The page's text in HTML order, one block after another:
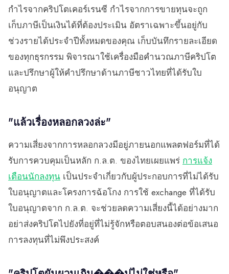
กำไรจากคริปโตเคอร์เรนซี กำไรจากการขายทุนจะถูก
เก็บภาษีเป็นเงินได้ที่ต้องประเมิน อัตราเฉพาะขึ้นอยู่กับ
ช่วงรายได้ประจำปีทั้งหมดของคุณ เก็บบันทึกรายละเอียด
ของทุกธุรกรรม พิจารณาใช้เครื่องมือคำนวณภาษีคริปโต
และปรึกษาผู้ให้คำปรึกษาด้านภาษีชาวไทยที่ได้รับใบ
อนุญาต
"แล้วเรื่องหลอกลวงล่ะ"
ความเสี่ยงจากการหลอกลวงมีอยู่ภายนอกแพลตฟอร์มที่ได้
รับการควบคุมเป็นหลัก ก.ล.ต. ของไทยเผยแพร่ การแจ้ง
เตือนนักลงทุน เป็นประจำเกี่ยวกับผู้ประกอบการที่ไม่ได้รับ
ใบอนุญาตและโครงการฉ้อโกง การใช้ exchange ที่ได้รับ
ใบอนุญาตจาก ก.ล.ต. จะช่วยลดความเสี่ยงนี้ได้อย่างมาก
อย่าส่งคริปโตไปยังที่อยู่ที่ไม่รู้จักหรือตอบสนองต่อข้อเสนอ
การลงทุนที่ไม่พึงประสงค์